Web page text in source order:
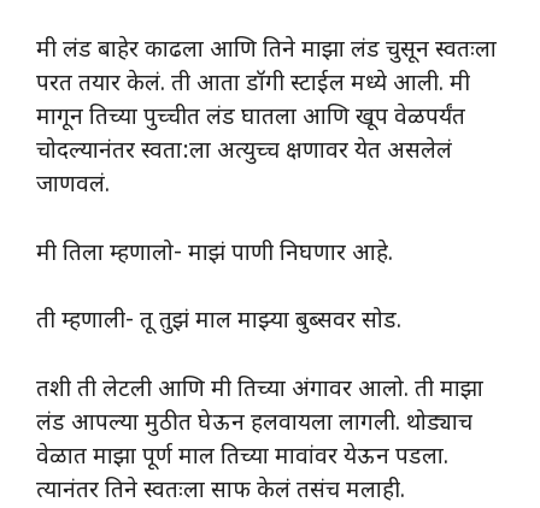
मी लंड बाहेर काढला आणि तिने माझा लंड चुसून स्वतःला
परत तयार केलं. ती आता डॉगी स्टाईल मध्ये आली. मी
मागून तिच्या पुच्चीत लंड घातला आणि खूप वेळपर्यंत
चोदल्यानंतर स्वता:ला अत्युच्च क्षणावर येत असलेलं
जाणवलं.
मी तिला म्हणालो- माझं पाणी निघणार आहे.
ती म्हणाली- तू तुझं माल माझ्या बुब्सवर सोड.
तशी ती लेटली आणि मी तिच्या अंगावर आलो. ती माझा
लंड आपल्या मुठीत घेऊन हलवायला लागली. थोड्याच
वेळात माझा पूर्ण माल तिच्या मावांवर येऊन पडला.
त्यानंतर तिने स्वतःला साफ केलं तसंच मलाही.